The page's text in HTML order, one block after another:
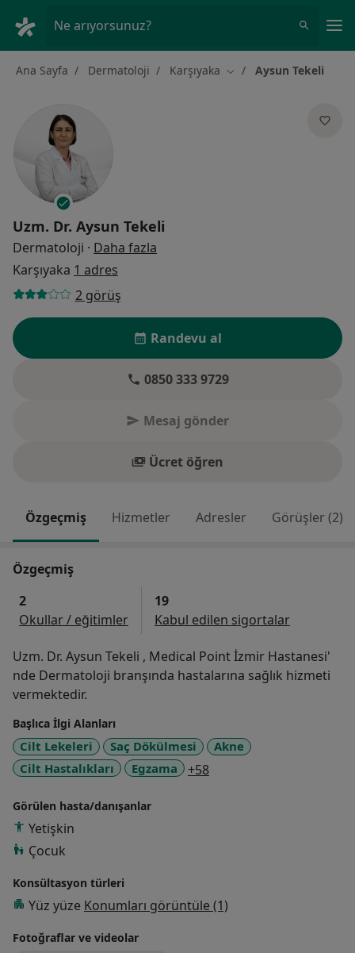
Ne arıyorsunuz?
Ana Sayfa Dermatoloji Karşıyaka Şehir değiştir
Aysun Tekeli
Uzm. Dr. Aysun Tekeli
Dermatoloji · Daha fazla
Karşıyaka 1 adres
2 görüş
Randevu al
0850 333 9729
Mesaj gönder
Ücret öğren
Özgeçmiş Hizmetler Adresler Görüşler (2)
Özgeçmiş
2
Okullar / eğitimler
19
Kabul edilen sigortalar
Uzm. Dr. Aysun Tekeli , Medical Point İzmir Hastanesi'
nde Dermatoloji branşında hastalarına sağlık hizmeti
vermektedir.
Başlıca İlgi Alanları
Cilt Lekeleri Saç Dökülmesi
Akne
Cilt Hastalıkları
Egzama +58a11y_sr_more_diseases
Görülen hasta/danışanlar
Yetişkin
Çocuk
Konsültasyon türleri
Yüz yüze Konumları görüntüle (1)
Fotoğraflar ve videolar